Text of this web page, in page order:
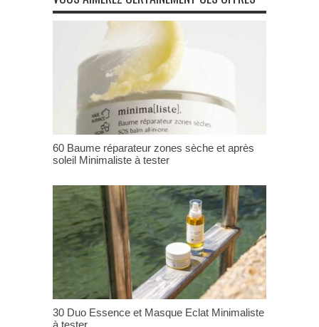
60 Baume réparateur zones sèche et après
soleil Minimaliste à tester
30 Duo Essence et Masque Eclat Minimaliste
à tester